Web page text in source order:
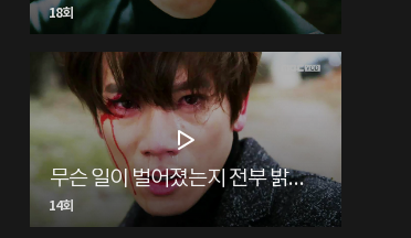
18회
무슨 일이 벌어졌는지 전부 밝혀 내겠습니다!
14회